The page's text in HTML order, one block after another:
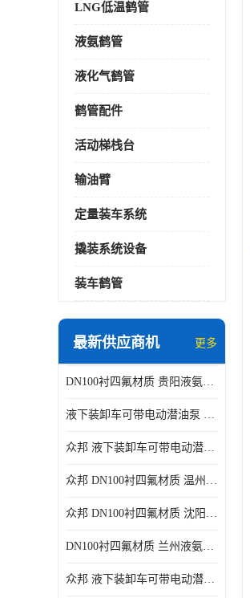
LNG低温鹤管
液氨鹤管
液化气鹤管
鹤管配件
活动梯栈台
输油臂
定量装车系统
撬装系统设备
装车鹤管
最新供应商机 更多
DN100衬四氟材质 贵阳液氨鹤管供应商
液下装卸车可带电动潜油泵 贵阳液氨鹤管批发商
众邦 液下装卸车可带电动潜油泵 沈阳液氨鹤管批发商
众邦 DN100衬四氟材质 温州液氨鹤管批发商
众邦 DN100衬四氟材质 沈阳液氨鹤管批发商
DN100衬四氟材质 兰州液氨鹤管批发商
众邦 液下装卸车可带电动潜油泵 太原液氨鹤管厂商